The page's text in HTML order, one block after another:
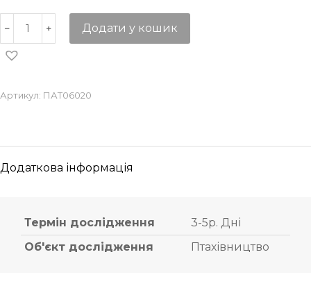
Додати у кошик
Артикул: ПАТ06020
Додаткова інформація
Термін дослідження
3-5р. Дні
Об'єкт дослідження
Птахівництво